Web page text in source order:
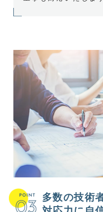
多数の技術